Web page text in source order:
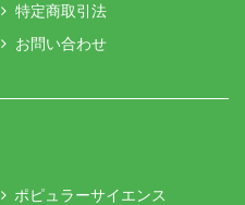
特定商取引法
お問い合わせ
ポピュラーサイエンス